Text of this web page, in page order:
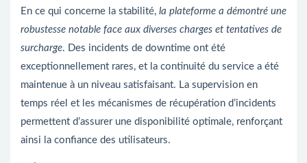
En ce qui concerne la stabilité, la plateforme a démontré une
robustesse notable face aux diverses charges et tentatives de
surcharge. Des incidents de downtime ont été
exceptionnellement rares, et la continuité du service a été
maintenue à un niveau satisfaisant. La supervision en
temps réel et les mécanismes de récupération d’incidents
permettent d’assurer une disponibilité optimale, renforçant
ainsi la confiance des utilisateurs.